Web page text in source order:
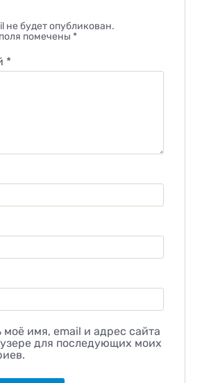
не будет опубликован.
помечены *
*
моё имя, email и адрес сайта
для последующих моих